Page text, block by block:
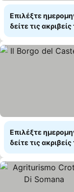
Επιλέξτε
δείτε τις ακριβείς
Επιλέξτε
δείτε τις ακριβείς